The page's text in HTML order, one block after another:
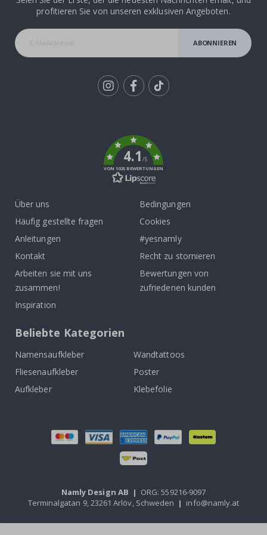
profitieren Sie von unseren exklusiven Angeboten.
ABONNIEREN
4.1/5
VON 1025 BEWERTUNGEN
Über uns
Häufig gestellte fragen
Anleitungen
Kontakt
Arbeiten sie mit uns
zusammen!
Inspiration
Bedingungen
Cookies
#yesnamly
Recht zu stornieren
Bewertungen von
zufriedenen kunden
Beliebte Kategorien
Namensaufkleber
Wandtattoos
Fliesenaufkleber
Poster
Aufkleber
Klebefolie
Namly Design AB | ORG: 559216-9097
Terminalgatan 9, 23261 Arlöv, Schweden | info@namly.at